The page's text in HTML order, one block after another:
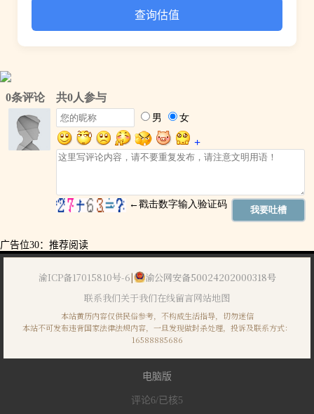
广告位30：推荐阅读
渝ICP备17015810号-6|
渝公网安备50024202000318号
联系我们关于我们在线留言网站地图
本站黄历内容仅供民俗参考，不构成生活指导，切勿迷信
本站不可发布违背国家法律法规内容，一旦发现做封杀处理，投诉及联系方式：
16588885686
电脑版
评论6/已核5